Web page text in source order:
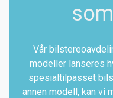
Vår
modeller lanseres
spesialtilpasset
annen modell, kan vi